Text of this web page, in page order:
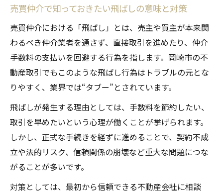
売買仲介で知っておきたい飛ばしの意味と対策
売買仲介における「飛ばし」とは、売主や買主が本来関
わるべき仲介業者を通さず、直接取引を進めたり、仲介
手数料の支払いを回避する行為を指します。岡崎市の不
動産取引でもこのような飛ばし行為はトラブルの元とな
りやすく、業界では“タブー”とされています。
飛ばしが発生する理由としては、手数料を節約したい、
取引を早めたいという心理が働くことが挙げられます。
しかし、正式な手続きを経ずに進めることで、契約不成
立や法的リスク、信頼関係の崩壊など重大な問題につな
がることが多いです。
対策としては、最初から信頼できる不動産会社に相談